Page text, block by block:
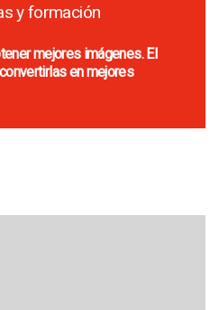
y formación
mejores imágenes. El
en mejores